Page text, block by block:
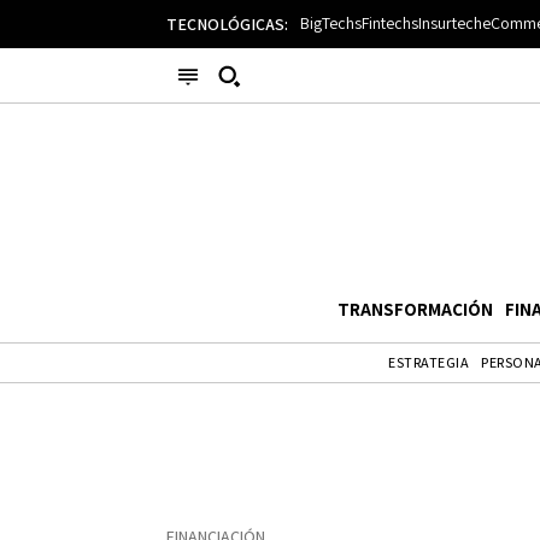
Busque su consulta
IA
Enlaces útiles
TECNOLÓGICAS: BigTechsFintechsInsurtech
TRANSFORMACIÓN
ESTRATEGIA